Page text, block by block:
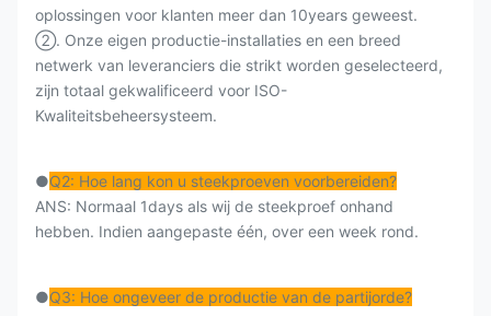
oplossingen voor klanten meer dan 10years geweest.
②. Onze eigen productie-installaties en een breed
netwerk van leveranciers die strikt worden geselecteerd,
zijn totaal gekwalificeerd voor ISO-
Kwaliteitsbeheersysteem.
●Q2: Hoe lang kon u steekproeven voorbereiden?
ANS: Normaal 1days als wij de steekproef onhand
hebben. Indien aangepaste één, over een week rond.
●Q3: Hoe ongeveer de productie van de partijorde?